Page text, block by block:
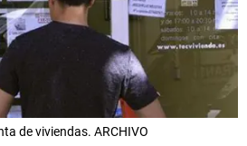
de viviendas. ARCHIVO